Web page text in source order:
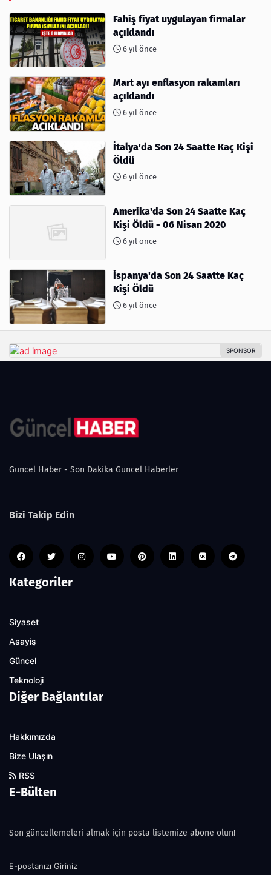
Fahiş fiyat uygulayan firmalar
açıklandı
6 yıl önce
Mart ayı enflasyon rakamları
açıklandı
6 yıl önce
İtalya'da Son 24 Saatte Kaç Kişi
Öldü
6 yıl önce
Amerika'da Son 24 Saatte Kaç
Kişi Öldü - 06 Nisan 2020
6 yıl önce
İspanya'da Son 24 Saatte Kaç
Kişi Öldü
6 yıl önce
Guncel Haber - Son Dakika Güncel Haberler
Bizi Takip Edin
Kategoriler
Siyaset
Asayiş
Güncel
Teknoloji
Diğer Bağlantılar
Hakkımızda
Bize Ulaşın
RSS
E-Bülten
Son güncellemeleri almak için posta listemize abone olun!